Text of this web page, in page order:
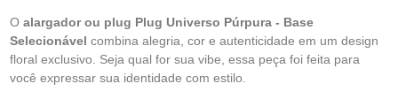
O alargador ou plug Plug Universo Púrpura - Base
Selecionável combina alegria, cor e autenticidade em um design
floral exclusivo. Seja qual for sua vibe, essa peça foi feita para
você expressar sua identidade com estilo.